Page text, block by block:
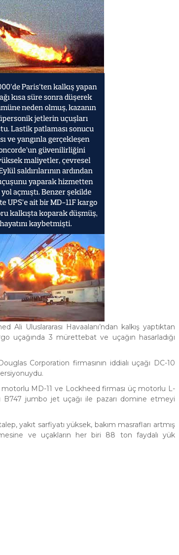
Uluslararası Havaalanı’ndan kalkış yaptıktan
uçağında 3 mürettebat ve uçağın hasarladığı
Corporation firmasının iddialı uçağı DC-10
MD-11 ve Lockheed firması üç motorlu L-
B747 jumbo jet uçağı ile pazarı domine etmeyi
yakıt sarfiyatı yüksek, bakım masrafları artmış
ve uçakların her biri 88 ton faydalı yük